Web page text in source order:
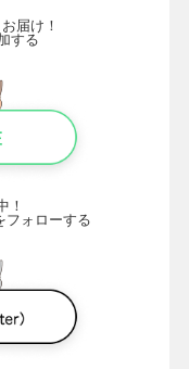
届け！
する
！
フォローする